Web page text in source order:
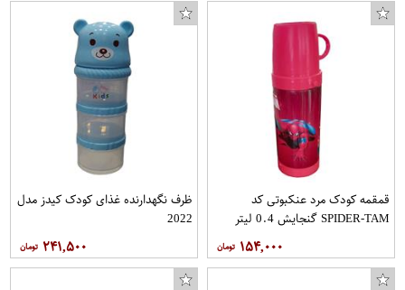
قمقمه کودک مرد عنکبوتی کد
SPIDER-TAM گنجایش 0.4 لیتر
۱۵۴,۰۰۰
ظرف نگهدارنده غذای کودک کیدز مدل
2022
۲۴۱,۵۰۰